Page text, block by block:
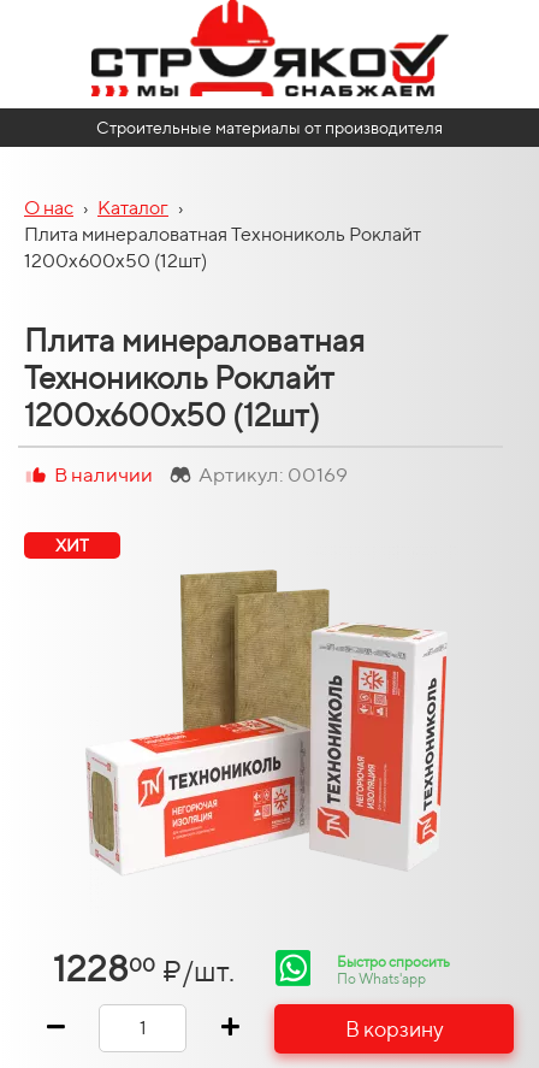
Строительные материалы от производителя
О нас › Каталог ›
Плита минераловатная Технониколь Роклайт
1200х600х50 (12шт)
Плита минераловатная
Технониколь Роклайт
1200х600х50 (12шт)
ХИТ
В наличии Артикул: 00169
122800 ₽/шт.
Быстро спросить
По Whats'app
В корзину